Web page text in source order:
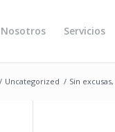
Servicios
/ Uncategorized / Sin